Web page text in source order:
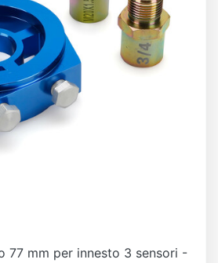
77 mm per innesto 3 sensori -